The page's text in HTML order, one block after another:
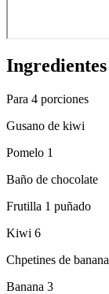
Ingredientes
Para 4 porciones
Gusano de kiwi
Pomelo 1
Baño de chocolate
Frutilla 1 puñado
Kiwi 6
Chpetines de banana
Banana 3